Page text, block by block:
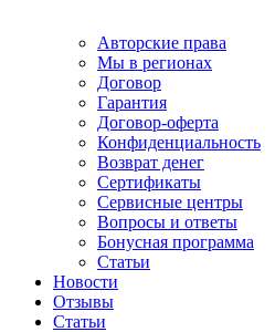
Авторские права
Мы в регионах
Договор
Гарантия
Договор-оферта
Конфиденциальность
Возврат денег
Сертификаты
Сервисные центры
Вопросы и ответы
Бонусная программа
Статьи
Новости
Отзывы
Статьи